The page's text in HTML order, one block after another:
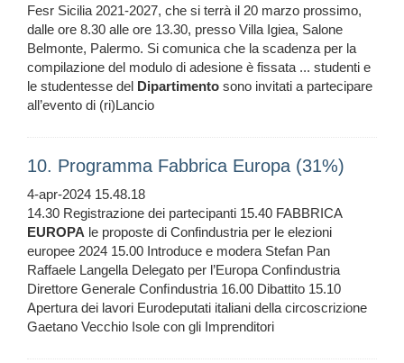
Fesr Sicilia 2021-2027, che si terrà il 20 marzo prossimo,
dalle ore 8.30 alle ore 13.30, presso Villa Igiea, Salone
Belmonte, Palermo. Si comunica che la scadenza per la
compilazione del modulo di adesione è fissata ... studenti e
le studentesse del Dipartimento sono invitati a partecipare
all’evento di (ri)Lancio
10. Programma Fabbrica Europa (31%)
4-apr-2024 15.48.18
14.30 Registrazione dei partecipanti 15.40 FABBRICA
EUROPA le proposte di Confindustria per le elezioni
europee 2024 15.00 Introduce e modera Stefan Pan
Raffaele Langella Delegato per l’Europa Conﬁndustria
Direttore Generale Conﬁndustria 16.00 Dibattito 15.10
Apertura dei lavori Eurodeputati italiani della circoscrizione
Gaetano Vecchio Isole con gli Imprenditori